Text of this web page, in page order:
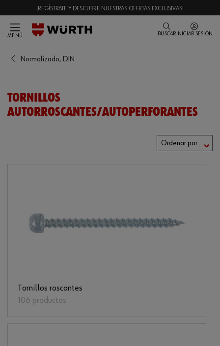
¡REGÍSTRATE Y DESCUBRE NUESTRAS OFERTAS EXCLUSIVAS!
MENÚ BUSCAR INICIAR SESIÓN
Normalizado, DIN
TORNILLOS
AUTORROSCANTES/AUTOPERFORANTES
Tornillos roscantes
106 productos